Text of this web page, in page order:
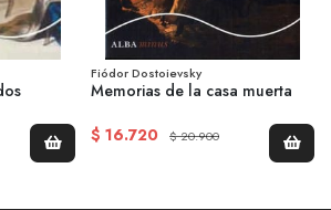
Fiódor Dostoievsky
Memorias de la casa muerta
$ 16.720
$ 20.900